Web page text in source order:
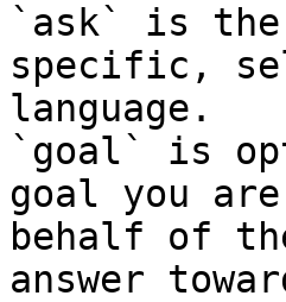
`ask` is the
specific,
language.
`goal` is
goal you
behalf of
answer